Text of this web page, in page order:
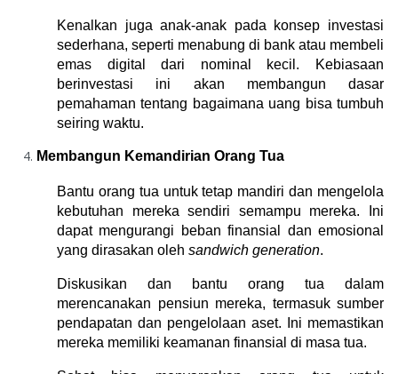
Kenalkan juga anak-anak pada konsep investasi
sederhana, seperti menabung di bank atau membeli
emas digital dari nominal kecil. Kebiasaan
berinvestasi ini akan membangun dasar
pemahaman tentang bagaimana uang bisa tumbuh
seiring waktu.
Membangun Kemandirian Orang Tua
Bantu orang tua untuk tetap mandiri dan mengelola
kebutuhan mereka sendiri semampu mereka. Ini
dapat mengurangi beban finansial dan emosional
yang dirasakan oleh sandwich generation.
Diskusikan dan bantu orang tua dalam
merencanakan pensiun mereka, termasuk sumber
pendapatan dan pengelolaan aset. Ini memastikan
mereka memiliki keamanan finansial di masa tua.